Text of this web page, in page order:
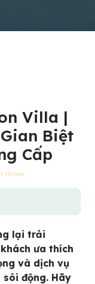
Villa |
Biệt
Cấp
review
lại trải
ưa thích
và dịch vụ
động. Hãy